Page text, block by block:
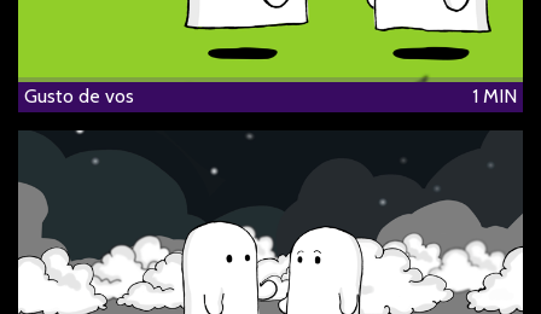
Gusto de vos 1 MIN